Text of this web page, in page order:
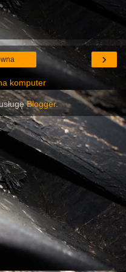
›
komputer
Blogger.